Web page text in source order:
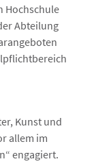
Hochschule
Abteilung
Kunst und
allem im
engagiert.